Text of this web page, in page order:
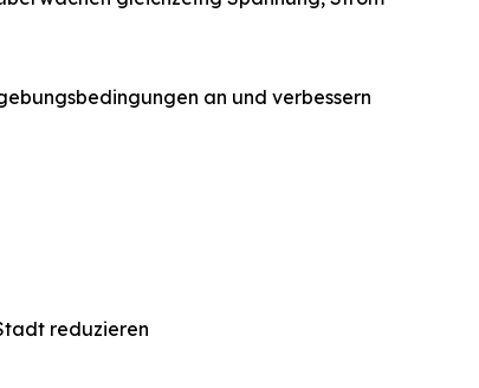
an und verbessern
reduzieren